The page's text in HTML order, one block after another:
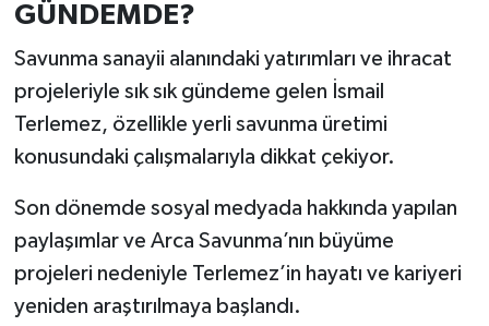
GÜNDEMDE?
Savunma sanayii alanındaki yatırımları ve ihracat
projeleriyle sık sık gündeme gelen İsmail
Terlemez, özellikle yerli savunma üretimi
konusundaki çalışmalarıyla dikkat çekiyor.
Son dönemde sosyal medyada hakkında yapılan
paylaşımlar ve Arca Savunma’nın büyüme
projeleri nedeniyle Terlemez’in hayatı ve kariyeri
yeniden araştırılmaya başlandı.